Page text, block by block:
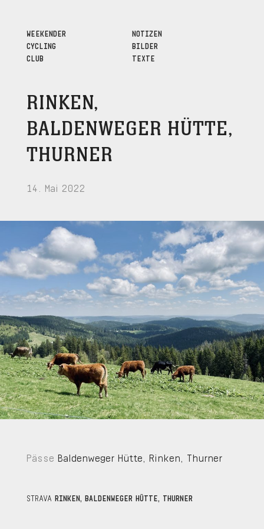
WEEKENDER
CYCLING
CLUB
NOTIZEN
BILDER
TEXTE
RINKEN,
BALDENWEGER HÜTTE,
THURNER
14. Mai 2022
Pässe Baldenweger Hütte Rinken Thurner
STRAVA RINKEN, BALDENWEGER HÜTTE, THURNER